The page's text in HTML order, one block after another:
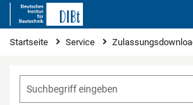
Sie sind hier
Startseite Service